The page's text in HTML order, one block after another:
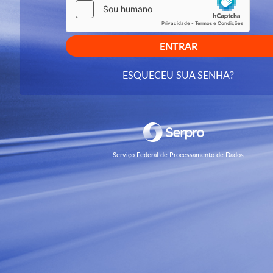
ENTRAR
ESQUECEU SUA SENHA?
Serviço Federal de Processamento de Dados